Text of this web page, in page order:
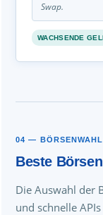
Swap.
WACHSENDE
04 — BÖRSENWAHL
Beste
Die Auswahl der
und schnelle